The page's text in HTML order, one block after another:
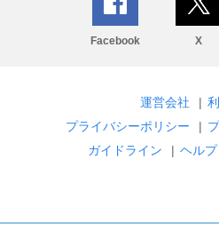
Facebook X
運営会社 |
プライバシーポリシー
|
ガイドライン
| ヘルプ